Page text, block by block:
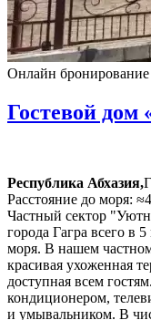
Онлайн бронирование
Гостевой
Республика Абхазия,
Расстояние до моря:
Частный сектор
города Гагра всего в
моря. В нашем
красивая ухоженная
доступная всем
кондиционером,
и умывальником. В